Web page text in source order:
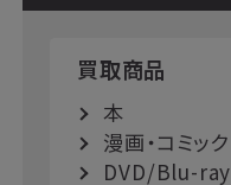
買取商品
本
漫画・コミック
DVD/Blu-ray